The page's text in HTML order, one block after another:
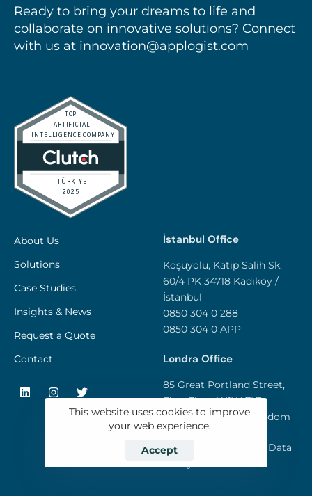
Ready to bring your dreams to life and
collaborate on innovative solutions? Connect
with us at innovation@applogist.com
About Us
Solutions
Case Studies
Insights & News
Request a Quote
Contact
İstanbul Office
Koşuyolu, Katip Salih Sk.
60/4 PK 34718 Kadıköy /
İstanbul
0850 304 0 288
0850 304 0 APP
Londra Office
85 Great Portland Street,
First Floor W1W 7LT -
London / United Kingdom
Privacy and Personal Data
This website uses cookies to improve
your web experience.
Accept